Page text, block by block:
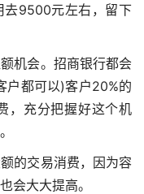
去9500元左右，留下
机会。招商银行都会
户都可以)客户20%的
，充分把握好这个机
的交易消费，因为容
会大大提高。